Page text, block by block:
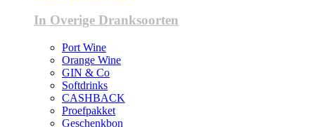
In Overige Dranksoorten
Port Wine
Orange Wine
GIN & Co
Softdrinks
CASHBACK
Proefpakket
Geschenkbon